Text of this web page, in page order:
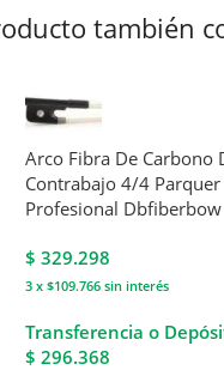
también
Arco Fibra De Carbono
Contrabajo 4/4 Parquer
Profesional Dbfiberbow
$ 329.298
3 x $109.766 sin interés
Transferencia o
$ 296.368